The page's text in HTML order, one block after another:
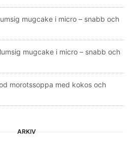
mugcake i micro – snabb och
mugcake i micro – snabb och
morotssoppa med kokos och
ARKIV